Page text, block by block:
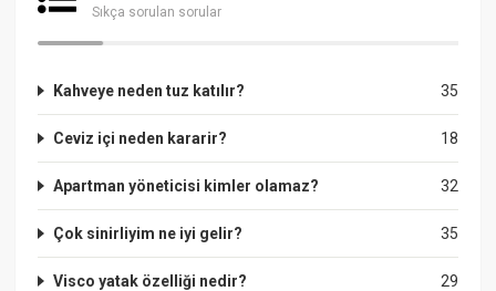
Sıkça sorulan sorular
35
Kahveye neden tuz katılır?
18
Ceviz içi neden kararir?
32
Apartman yöneticisi kimler olamaz?
35
Çok sinirliyim ne iyi gelir?
29
Visco yatak özelliği nedir?